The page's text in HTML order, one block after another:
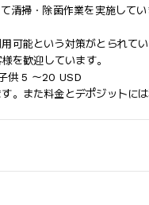
清掃・除菌作業を実施して
可能という対策がとられてい
を歓迎しています。
供 5 ～20 USD
。また料金とデポジットに